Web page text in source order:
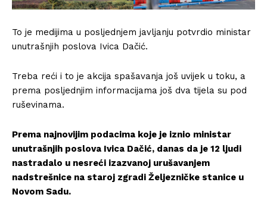
To je medijima u posljednjem javljanju potvrdio ministar
unutrašnjih poslova Ivica Dačić.
Treba reći i to je akcija spašavanja još uvijek u toku, a
prema posljednjim informacijama još dva tijela su pod
ruševinama.
Prema najnovijim podacima koje je iznio ministar
unutrašnjih poslova Ivica Dačić, danas da je 12 ljudi
nastradalo u nesreći izazvanoj urušavanjem
nadstrešnice na staroj zgradi Željezničke stanice u
Novom Sadu.